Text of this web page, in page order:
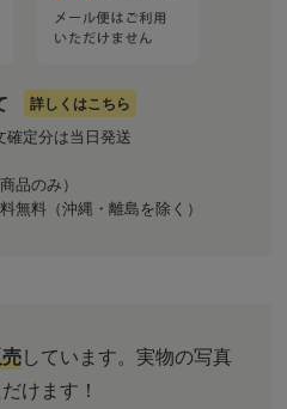
詳しくはこちら
確定分は当日発送
品のみ）
無料（沖縄・離島を除く）
しています。実物の写真
けます！